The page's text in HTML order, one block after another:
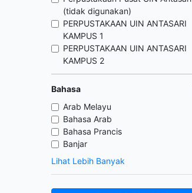
(tidak digunakan)
PERPUSTAKAAN UIN ANTASARI
KAMPUS 1
PERPUSTAKAAN UIN ANTASARI
KAMPUS 2
Bahasa
Arab Melayu
Bahasa Arab
Bahasa Prancis
Banjar
Lihat Lebih Banyak